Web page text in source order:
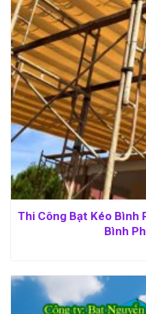
Thi Công Bạt Kéo Bình
Bình